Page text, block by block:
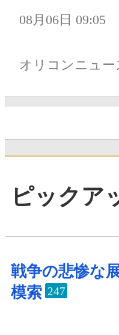
08月06日 09:05
オリコンニュー
ピックア
戦争の悲惨な
模索 247